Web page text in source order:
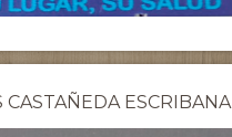
CASTAÑEDA ESCRIBANA